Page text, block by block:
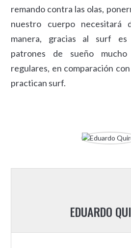
remando contra las olas,
nuestro cuerpo necesitará
manera, gracias al surf es
patrones de sueño
regulares, en comparación
practican surf.
EDUARDO